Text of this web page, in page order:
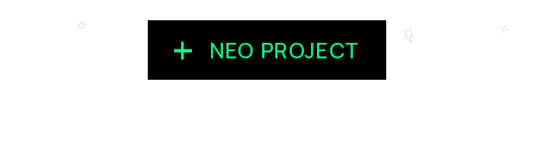
ΝΕΟ PROJECT